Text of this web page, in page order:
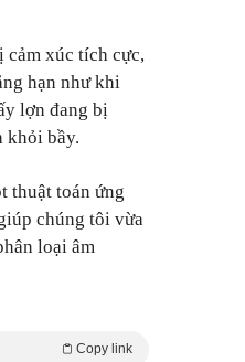
cảm xúc tích cực,
hạn như khi
lợn đang bị
khỏi bầy.
thuật toán ứng
chúng tôi vừa
loại âm
Copy link